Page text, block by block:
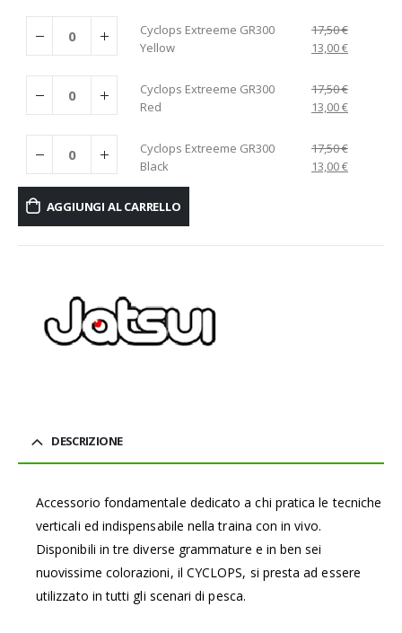
Cyclops Extreeme GR300
Yellow
17,50€
13,00€
Cyclops Extreeme GR300
Red
17,50€
13,00€
Cyclops Extreeme GR300
Black
17,50€
13,00€
AGGIUNGI AL CARRELLO
DESCRIZIONE
Accessorio fondamentale dedicato a chi pratica le tecniche
verticali ed indispensabile nella traina con in vivo.
Disponibili in tre diverse grammature e in ben sei
nuovissime colorazioni, il CYCLOPS, si presta ad essere
utilizzato in tutti gli scenari di pesca.